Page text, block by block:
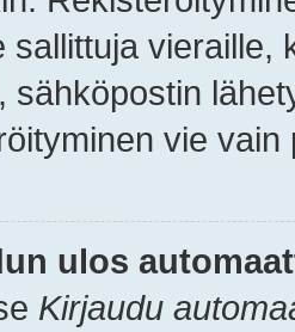
sallittuja vieraille,
sähköpostin
vie
ulos
Kirjaudu